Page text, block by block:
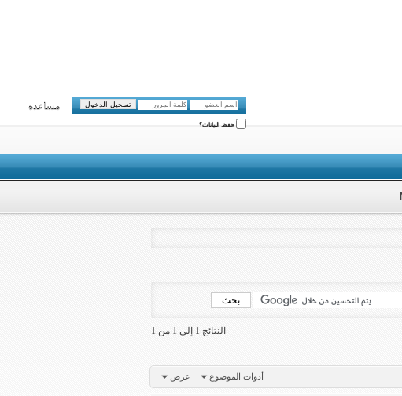
مساعدة
حفظ البيانات؟
النتائج 1 إلى 1 من 1
أدوات الموضوع عرض